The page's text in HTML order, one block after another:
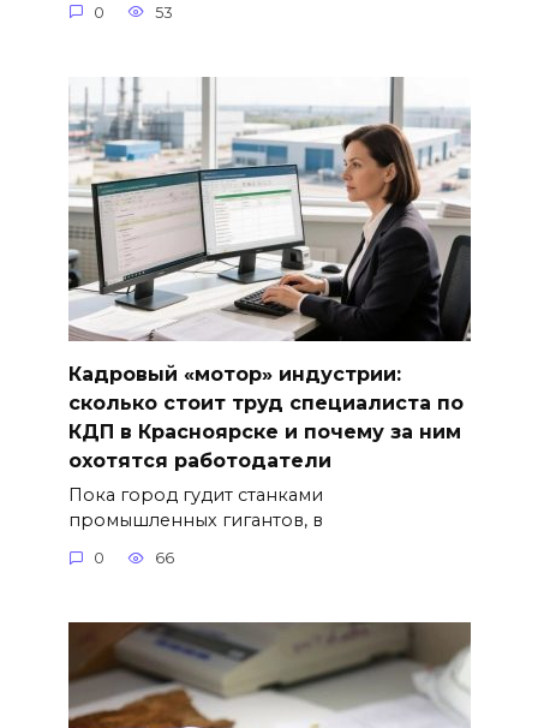
0 53
Кадровый «мотор» индустрии:
сколько стоит труд специалиста по
КДП в Красноярске и почему за ним
охотятся работодатели
Пока город гудит станками
промышленных гигантов, в
0 66